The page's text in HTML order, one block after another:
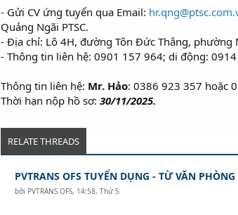
- Gửi CV ứng tuyển qua Email:
Quảng Ngãi PTSC.
- Địa chỉ: Lô 4H, đường Tôn Đức Thắng, phường
- Thông tin liên hệ: 0901 157 964; di động:
Thông tin liên hệ: Mr. Hảo: 0386 923 357 hoặc
Thời hạn nộp hồ sơ: 30/11/2025.
RELATE THREADS
PVTRANS OFS TUYỂN DỤNG - TỪ VĂN
bởi PVTRANS OFS, 14:58, Thứ 5